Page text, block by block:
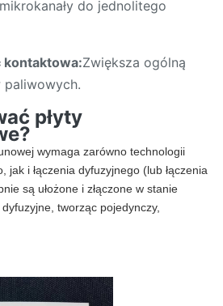
do jednolitego
kontaktowa:Zwiększa ogólną
płyty
wymaga zarówno technologii
jak i łączenia dyfuzyjnego (lub łączenia
są ułożone i złączone w stanie
tworząc pojedynczy,